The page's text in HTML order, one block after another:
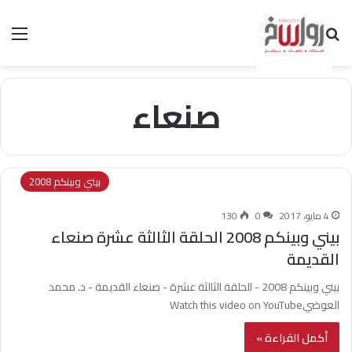
بحث عن
صنعاء
بيني وبينكم 2008
4 مايو، 2017 0
130
بيني وبينكم 2008 الحلقة الثالثة عشرة صنعاء
القديمة
بيني وبينكم 2008 - الحلقة الثالثة عشرة - صنعاء القديمة - د. محمد
العوضيWatch this video on YouTube
أكمل القراءة »